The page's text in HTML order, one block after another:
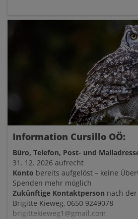
Information Cursillo OÖ:
Büro, Telefon, Post- und
31. 12. 2026 aufrecht
Konto bereits aufgelöst – keine
Spenden mehr möglich
Zukünftige Kontaktperson nach
Brigitte Kieweg, 0650 9249078
brigittekieweg1@gmail.com